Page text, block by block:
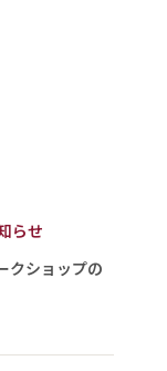
らせ
クショップの